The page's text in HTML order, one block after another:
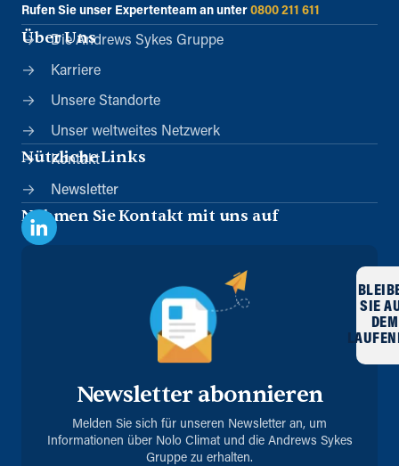
Rufen Sie unser Expertenteam an unter 0800 211 611
Über Uns
Die Andrews Sykes Gruppe
Karriere
Unsere Standorte
Unser weltweites Netzwerk
Nützliche Links
Kontakt
Newsletter
Nehmen Sie Kontakt mit uns auf
Newsletter abonnieren
Melden Sie sich für unseren Newsletter an, um
Informationen über Nolo Climat und die Andrews Sykes
Gruppe zu erhalten.
SIE
DEM